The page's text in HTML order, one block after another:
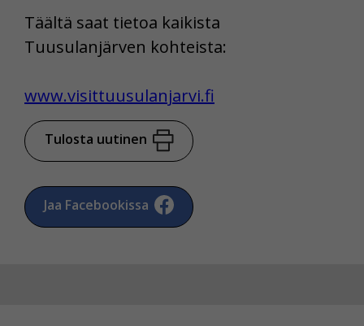
Täältä saat tietoa kaikista
Tuusulanjärven kohteista:
www.visittuusulanjarvi.fi
Tulosta uutinen
Jaa Facebookissa